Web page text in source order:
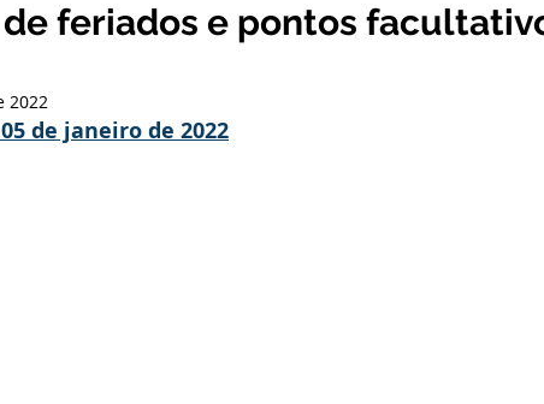
feriados e pontos
2022
de janeiro de 2022